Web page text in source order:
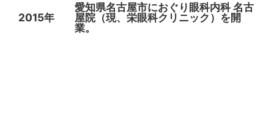
2015年
愛知県名古屋市におぐり眼科内科 名古
屋院（現、栄眼科クリニック）を開
業。